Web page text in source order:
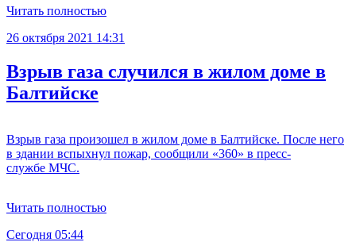
Читать полностью
26 октября 2021 14:31
Взрыв газа случился в жилом доме в
Балтийске
Взрыв газа произошел в жилом доме в Балтийске. После него
в здании вспыхнул пожар, сообщили «360» в пресс-
службе МЧС.
Читать полностью
Сегодня 05:44